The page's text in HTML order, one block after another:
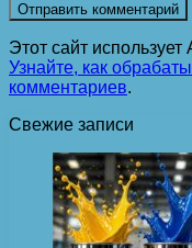
Этот сайт
Узнайте, как
комментариев.
Свежие записи